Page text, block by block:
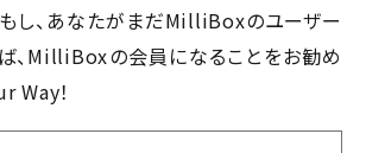
もし、あなたがまだMilliBoxのユーザー
、MilliBoxの会員になることをお勧め
Way！